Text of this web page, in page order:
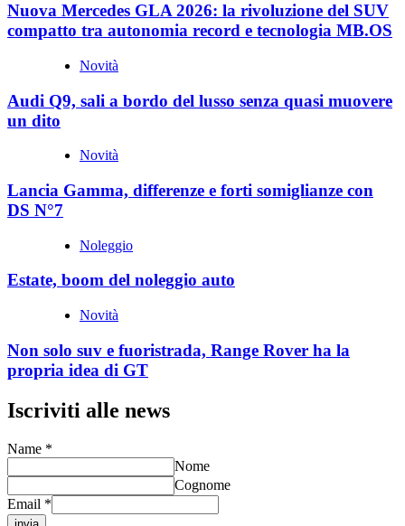
Nuova Mercedes GLA 2026: la rivoluzione del SUV
compatto tra autonomia record e tecnologia MB.OS
Novità
Audi Q9, sali a bordo del lusso senza quasi muovere
un dito
Novità
Lancia Gamma, differenze e forti somiglianze con
DS N°7
Noleggio
Estate, boom del noleggio auto
Novità
Non solo suv e fuoristrada, Range Rover ha la
propria idea di GT
Iscriviti alle news
Name *
Nome
Cognome
Email *